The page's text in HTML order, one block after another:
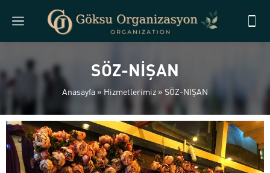
SÖZ-NİŞAN
Anasayfa »Hizmetlerimiz » SÖZ-NİŞAN